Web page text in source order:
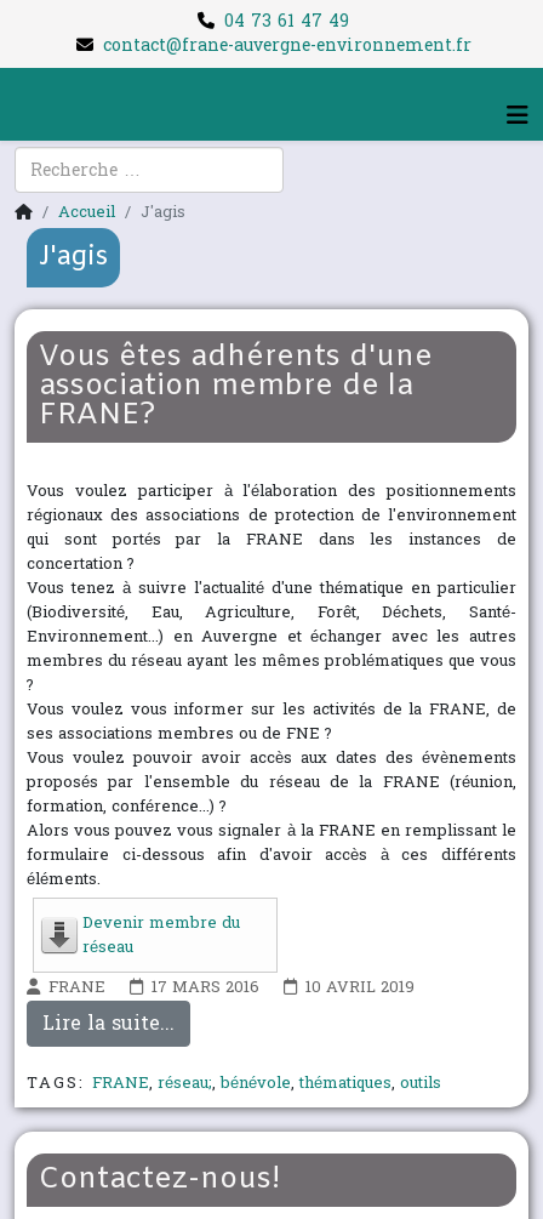
04 73 61 47 49
contact@frane-auvergne-environnement.fr
Rechercher
Accueil
J'agis
J'agis
Vous êtes adhérents d'une
association membre de la
FRANE?
Vous voulez participer à l'élaboration des positionnements
régionaux des associations de protection de l'environnement
qui sont portés par la FRANE dans les instances de
concertation ?
Vous tenez à suivre l'actualité d'une thématique en particulier
(Biodiversité, Eau, Agriculture, Forêt, Déchets, Santé-
Environnement...) en Auvergne et échanger avec les autres
membres du réseau ayant les mêmes problématiques que vous
?
Vous voulez vous informer sur les activités de la FRANE, de
ses associations membres ou de FNE ?
Vous voulez pouvoir avoir accès aux dates des évènements
proposés par l'ensemble du réseau de la FRANE (réunion,
formation, conférence...) ?
Alors vous pouvez vous signaler à la FRANE en remplissant le
formulaire ci-dessous afin d'avoir accès à ces différents
éléments.
Devenir membre du
réseau
FRANE
17 MARS 2016 10 AVRIL 2019
Lire la suite...
TAGS: FRANE, réseau;,bénévole,thématiques, outils
Contactez-nous!